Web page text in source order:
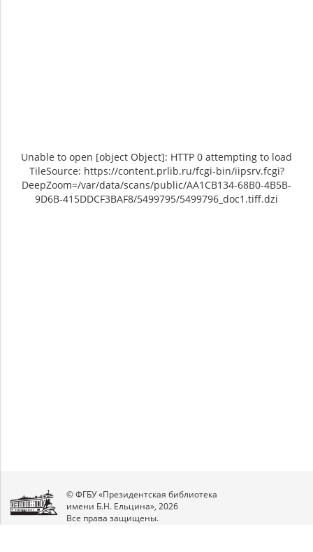
Unable to open [object Object]: HTTP 0 attempting to load
TileSource: https://content.prlib.ru/fcgi-bin/iipsrv.fcgi?
DeepZoom=/var/data/scans/public/AA1CB134-68B0-4B5B-
9D6B-415DDCF3BAF8/5499795/5499796_doc1.tiff.dzi
© ФГБУ «Президентская библиотека
имени Б.Н. Ельцина», 2026
Все права защищены.